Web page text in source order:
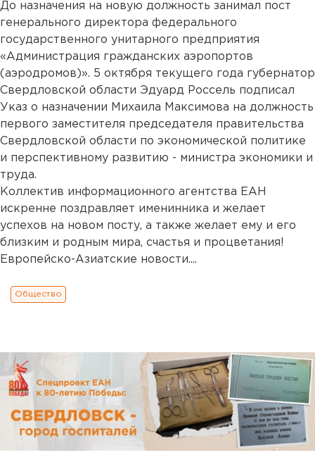
До назначения на новую должность занимал пост
генерального директора федерального
государственного унитарного предприятия
«Администрация гражданских аэропортов
(аэродромов)». 5 октября текущего года губернатор
Свердловской области Эдуард Россель подписал
Указ о назначении Михаила Максимова на должность
первого заместителя председателя правительства
Свердловской области по экономической политике
и перспективному развитию - министра экономики и
труда.
Коллектив информационного агентства ЕАН
искренне поздравляет именинника и желает
успехов на новом посту, а также желает ему и его
близким и родным мира, счастья и процветания!
Европейско-Азиатские новости....
Общество